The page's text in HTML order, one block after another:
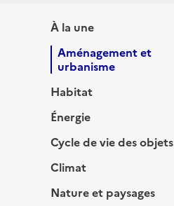
À la une
Aménagement et
urbanisme
Habitat
Énergie
Cycle de vie des objets
Climat
Nature et paysages